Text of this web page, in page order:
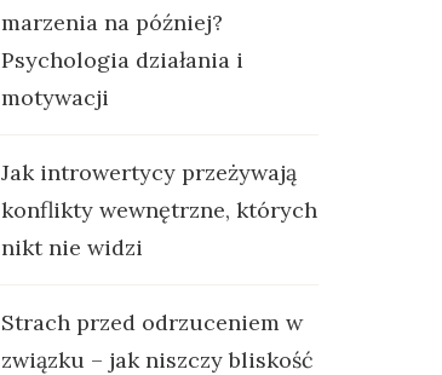
marzenia na później?
Psychologia działania i
motywacji
Jak introwertycy przeżywają
konflikty wewnętrzne, których
nikt nie widzi
Strach przed odrzuceniem w
związku – jak niszczy bliskość